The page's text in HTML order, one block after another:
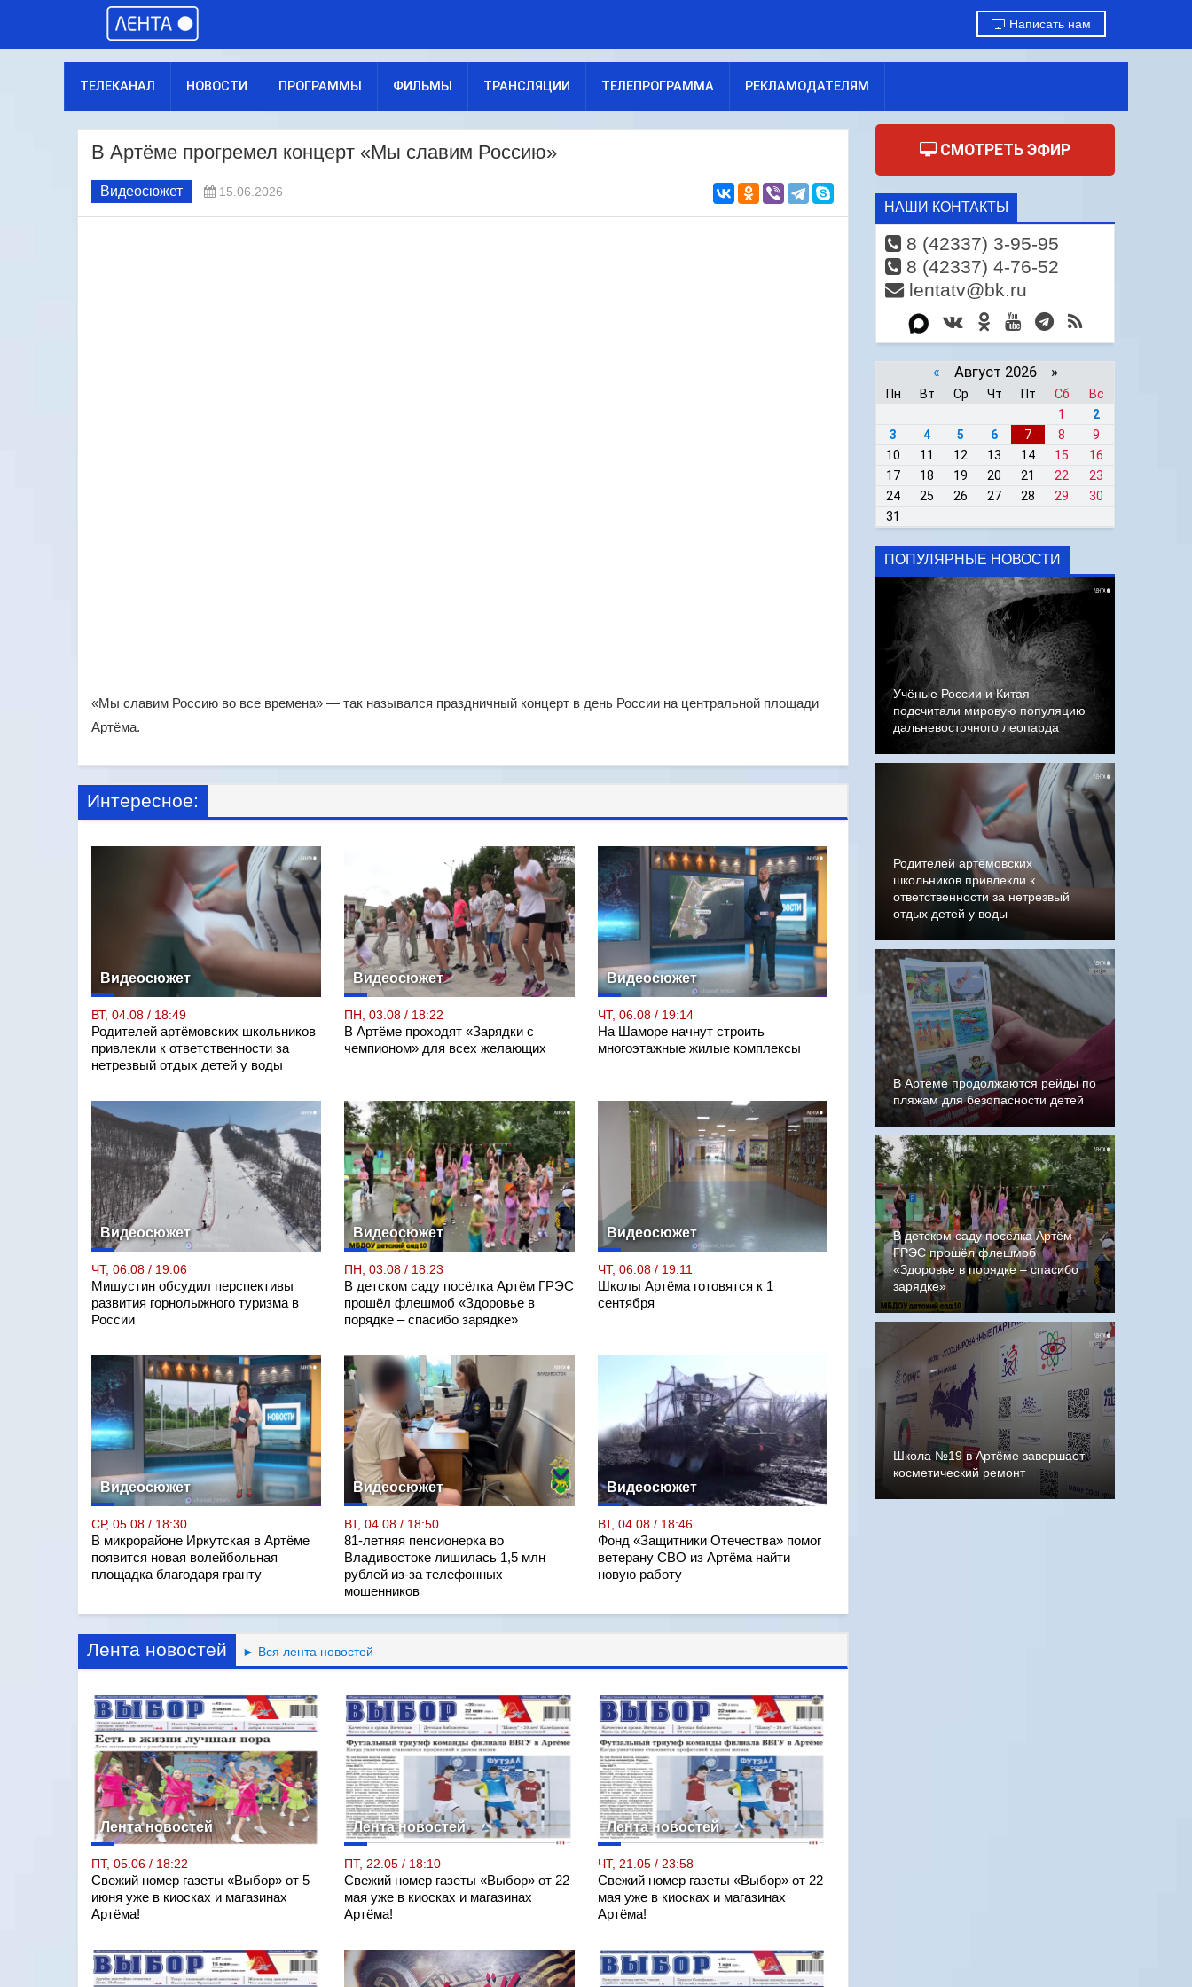
Написать нам
ТЕЛЕКАНАЛ НОВОСТИ ПРОГРАММЫ ФИЛЬМЫ ТРАНСЛЯЦИИ ТЕЛЕПРОГРАММА РЕКЛАМОДАТЕЛЯМ
В Артёме прогремел концерт «Мы славим Россию»
Видеосюжет 15.06.2026
«Мы славим Россию во все времена» — так назывался праздничный концерт в день России на центральной площади
Артёма.
Интересное:
Видеосюжет
ВТ, 04.08 / 18:49
Родителей артёмовских школьников
привлекли к ответственности за
нетрезвый отдых детей у воды
Видеосюжет
ПН, 03.08 / 18:22
В Артёме проходят «Зарядки с
чемпионом» для всех желающих
Видеосюжет
ЧТ, 06.08 / 19:14
На Шаморе начнут строить
многоэтажные жилые комплексы
Видеосюжет
ЧТ, 06.08 / 19:06
Мишустин обсудил перспективы
развития горнолыжного туризма в
России
Видеосюжет
ПН, 03.08 / 18:23
В детском саду посёлка Артём ГРЭС
прошёл флешмоб «Здоровье в
порядке – спасибо зарядке»
Видеосюжет
ЧТ, 06.08 / 19:11
Школы Артёма готовятся к 1
сентября
Видеосюжет
СР, 05.08 / 18:30
В микрорайоне Иркутская в Артёме
появится новая волейбольная
площадка благодаря гранту
Видеосюжет
ВТ, 04.08 / 18:50
81-летняя пенсионерка во
Владивостоке лишилась 1,5 млн
рублей из-за телефонных
мошенников
Видеосюжет
ВТ, 04.08 / 18:46
Фонд «Защитники Отечества» помог
ветерану СВО из Артёма найти
новую работу
Лента новостей ► Вся лента новостей
Лента новостей
ПТ, 05.06 / 18:22
Свежий номер газеты «Выбор» от 5
июня уже в киосках и магазинах
Артёма!
Лента новостей
ПТ, 22.05 / 18:10
Свежий номер газеты «Выбор» от 22
мая уже в киосках и магазинах
Артёма!
Лента новостей
ЧТ, 21.05 / 23:58
Свежий номер газеты «Выбор» от 22
мая уже в киосках и магазинах
Артёма!
СМОТРЕТЬ ЭФИР
НАШИ КОНТАКТЫ
8 (42337) 3-95-95
8 (42337) 4-76-52
lentatv@bk.ru
« Август 2026 »
Пн Вт Ср Чт Пт Сб
Вс
1
2
3
4 5 6 7 8
9
10
11 12 13 14 15
16
17
18 19 20 21 22
23
24
25 26 27 28 29
30
31
ПОПУЛЯРНЫЕ НОВОСТИ
Учёные России и Китая
подсчитали мировую популяцию
дальневосточного леопарда
Родителей артёмовских
школьников привлекли к
ответственности за нетрезвый
отдых детей у воды
В Артёме продолжаются рейды по
пляжам для безопасности детей
В детском саду посёлка Артём
ГРЭС прошёл флешмоб
«Здоровье в порядке – спасибо
зарядке»
Школа №19 в Артёме завершает
косметический ремонт